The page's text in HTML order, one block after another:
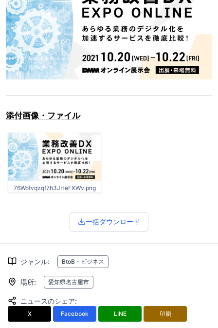
添付画像・ファイル
76Wotvqzqf7h3JHeFXWv.png
一括ダウンロード
ジャンル: BtoB・ビジネス
場所: 愛知県名古屋市
ニュースのシェア:
X Facebook LINE 印刷